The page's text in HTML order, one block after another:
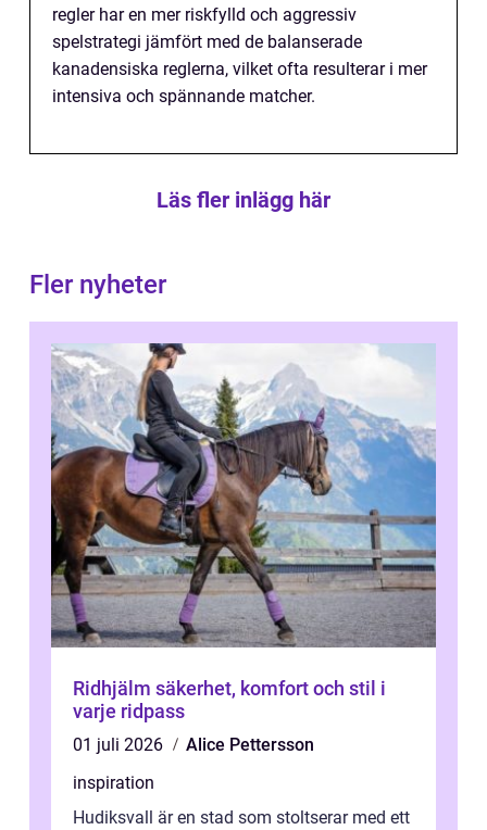
regler har en mer riskfylld och aggressiv
spelstrategi jämfört med de balanserade
kanadensiska reglerna, vilket ofta resulterar i mer
intensiva och spännande matcher.
Läs fler inlägg här
Fler nyheter
Ridhjälm säkerhet, komfort och stil i
varje ridpass
01 juli 2026
Alice Pettersson
inspiration
Hudiksvall är en stad som stoltserar med ett